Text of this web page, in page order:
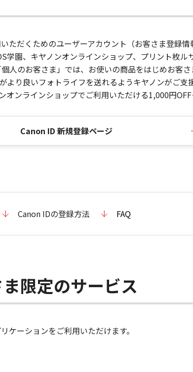
ただくためのユーザーアカウント（お客さま登録
学園、キヤノンオンラインショップ、プリント枚
人のお客さま」では、お使いの商品をはじめお客
より良いフォトライフを送れるようキヤノンがご
ンラインショップでご利用いただける1,000円OFF
Canon ID 新規登録ページ
Canon IDの登録方法 FAQ
限定のサービス
ケーションをご利用いただけます。